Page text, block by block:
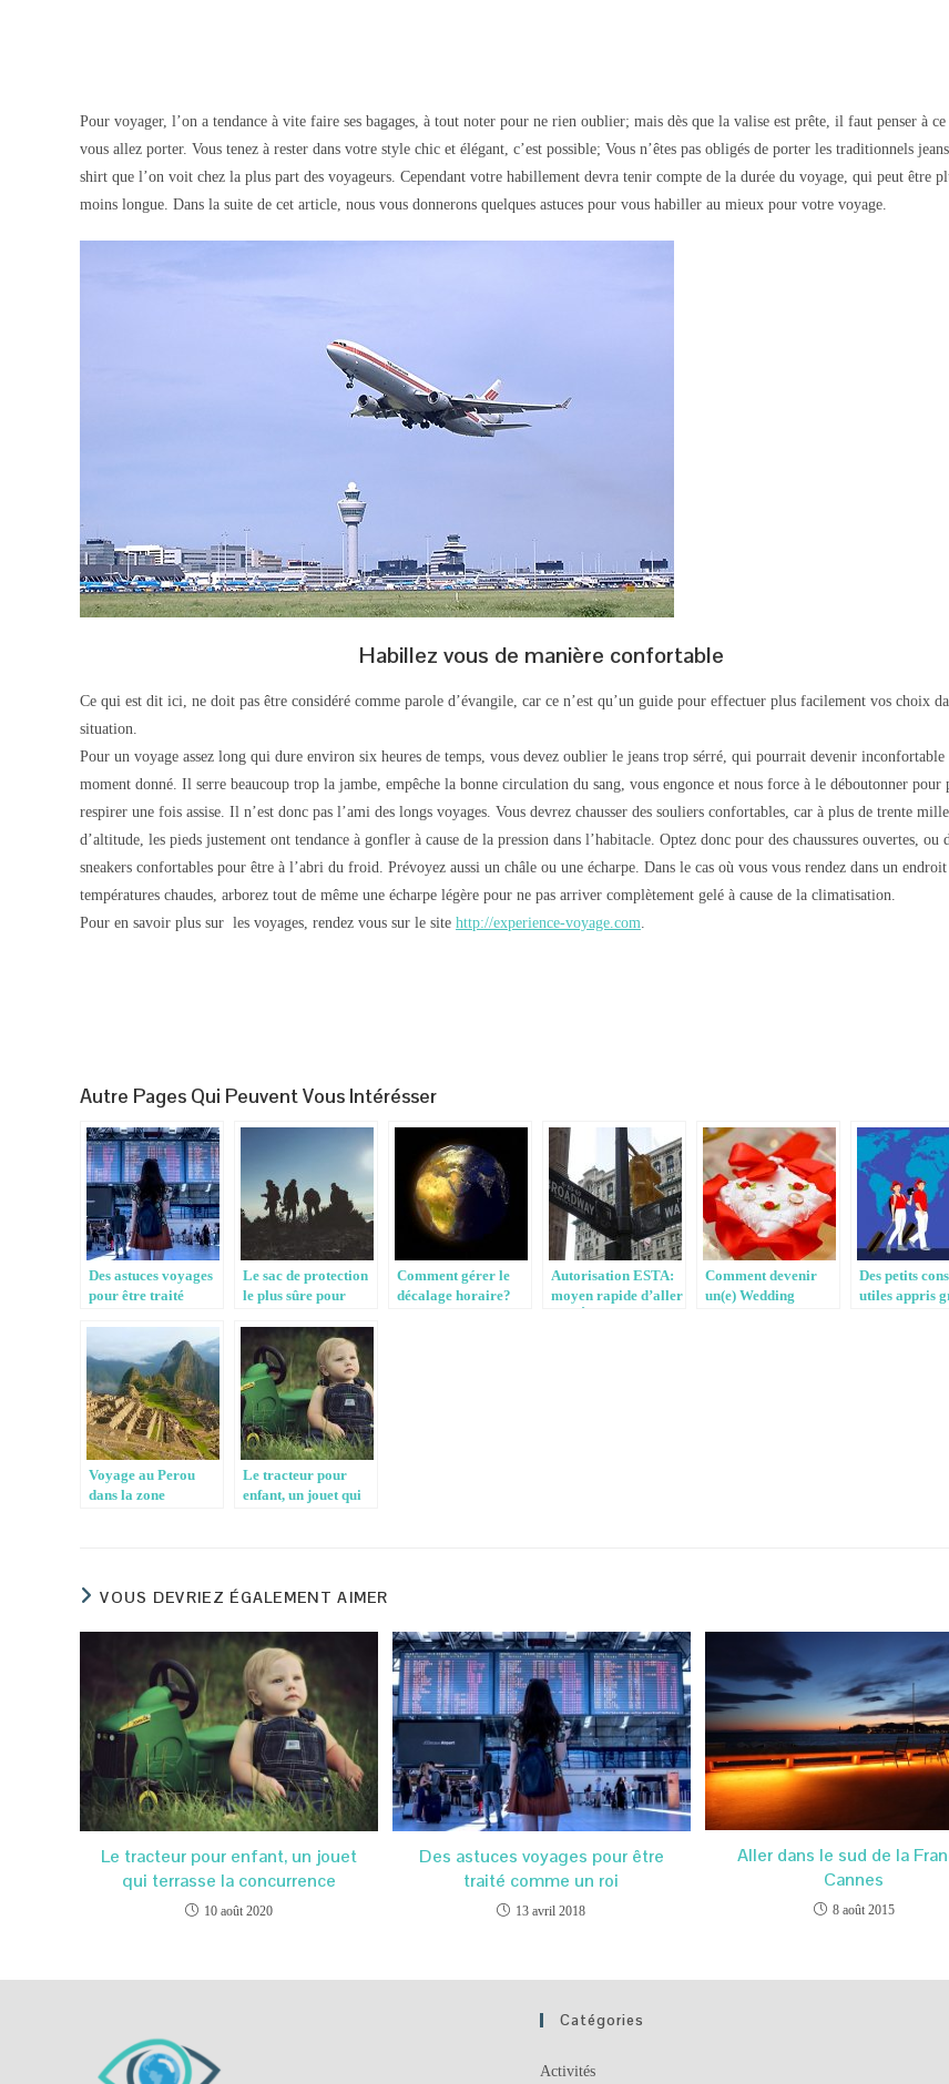
Pour voyager, l’on a tendance à vite faire ses bagages, à tout noter pour ne rien oublier; mais dès que la valise est prête, il faut penser à ce
vous allez porter. Vous tenez à rester dans votre style chic et élégant, c’est possible; Vous n’êtes pas obligés de porter les traditionnels
shirt que l’on voit chez la plus part des voyageurs. Cependant votre habillement devra tenir compte de la durée du voyage, qui peut être
moins longue. Dans la suite de cet article, nous vous donnerons quelques astuces pour vous habiller au mieux pour votre voyage.
Habillez vous de manière confortable
Ce qui est dit ici, ne doit pas être considéré comme parole d’évangile, car ce n’est qu’un guide pour effectuer plus facilement vos choix
situation.
Pour un voyage assez long qui dure environ six heures de temps, vous devez oublier le jeans trop sérré, qui pourrait devenir inconfortable
moment donné. Il serre beaucoup trop la jambe, empêche la bonne circulation du sang, vous engonce et nous force à le déboutonner pour
respirer une fois assise. Il n’est donc pas l’ami des longs voyages. Vous devrez chausser des souliers confortables, car à plus de trente
d’altitude, les pieds justement ont tendance à gonfler à cause de la pression dans l’habitacle. Optez donc pour des chaussures ouvertes, ou
sneakers confortables pour être à l’abri du froid. Prévoyez aussi un châle ou une écharpe. Dans le cas où vous vous rendez dans un
températures chaudes, arborez tout de même une écharpe légère pour ne pas arriver complètement gelé à cause de la climatisation.
Pour en savoir plus sur les voyages, rendez vous sur le site http://experience-voyage.com.
Autre Pages Qui Peuvent Vous Intérésser
Des astuces voyages
pour être traité
Le sac de protection
le plus sûre pour
Comment gérer le
décalage horaire?
Autorisation ESTA:
moyen rapide d’aller
Comment devenir
un(e) Wedding
Des petits
utiles appris
Voyage au Perou
dans la zone
Le tracteur pour
enfant, un jouet qui
VOUS DEVRIEZ ÉGALEMENT AIMER
Le tracteur pour enfant, un jouet
qui terrasse la concurrence
10 août 2020
Des astuces voyages pour être
traité comme un roi
13 avril 2018
Aller dans le sud de la
Cannes
8 août 2015
Catégories
Activités